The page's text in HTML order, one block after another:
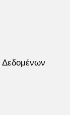
Δεδομένων